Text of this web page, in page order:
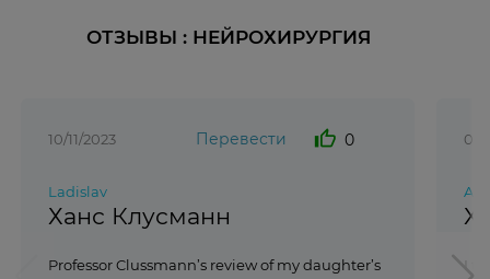
ОТЗЫВЫ : НЕЙРОХИРУРГИЯ
10/11/2023 Перевести thumb_up 0
Ladislav
Ханс Клусманн
Professor Clussmann’s review of my daughter’s
03/
I